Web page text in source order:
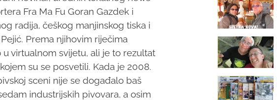
Fra Ma Fu Goran Gazdek i
radija, češkog manjinskog tiska i
Prema njihovim riječima
virtualnom svijetu, ali je to rezultat
su se posvetili. Kada je 2008.
sceni nije se događalo baš
industrijskih pivovara, a osim